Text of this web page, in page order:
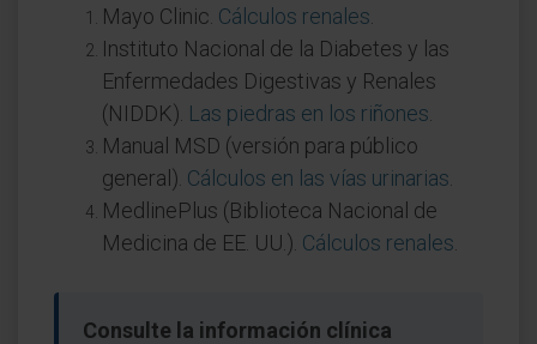
Mayo Clinic. Cálculos renales
Instituto Nacional de la Diabetes y las
Enfermedades Digestivas y Renales
(NIDDK). Las piedras en los riñones
Manual MSD (versión para público
general). Cálculos en las vías urinarias
MedlinePlus (Biblioteca Nacional de
Medicina de EE. UU.). Cálculos renales
Consulte la información clínica